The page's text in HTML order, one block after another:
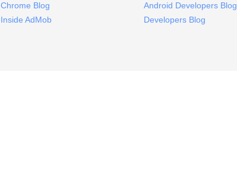
Chrome Blog
Inside AdMob
Android Developers Blog
Developers Blog